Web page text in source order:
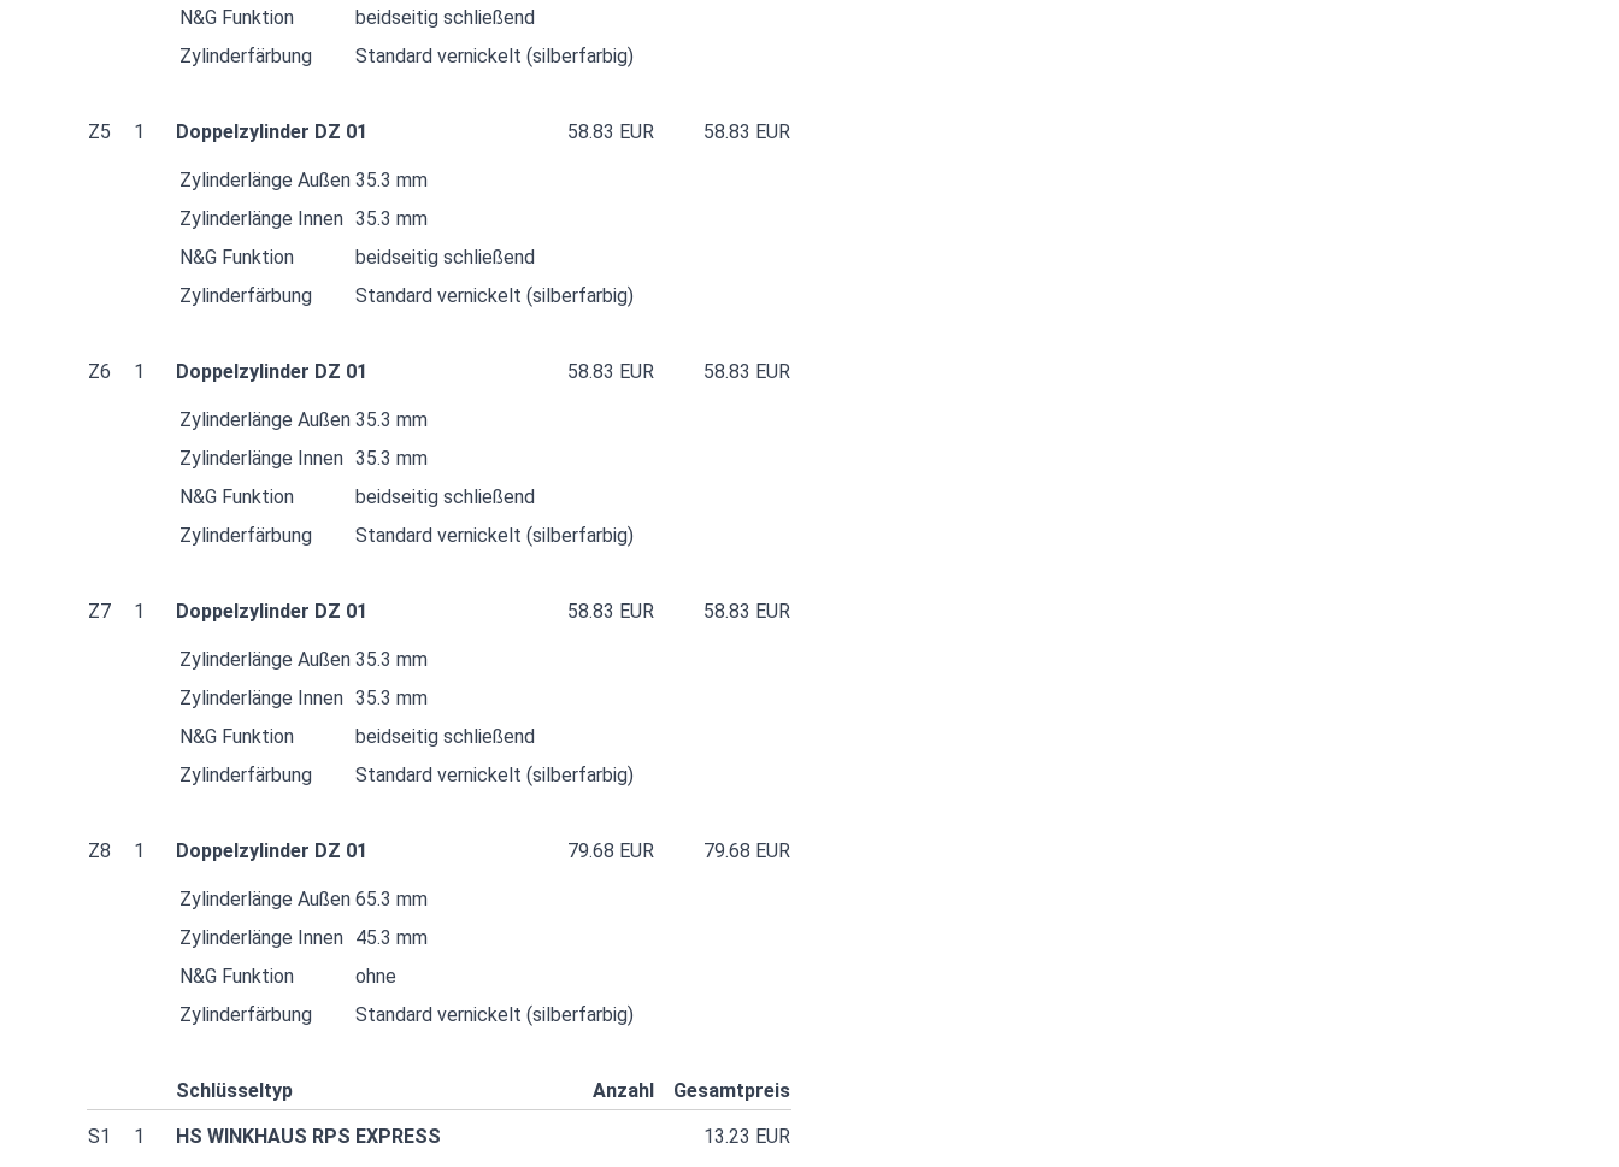
N&G Funktion
beidseitig schließend
Zylinderfärbung
Standard vernickelt (silberfarbig)
Z5 1 Doppelzylinder DZ 01 58.83 EUR 58.83 EUR
Zylinderlänge Außen 35.3 mm
Zylinderlänge Innen 35.3 mm
N&G Funktion
beidseitig schließend
Zylinderfärbung
Standard vernickelt (silberfarbig)
Z6 1 Doppelzylinder DZ 01 58.83 EUR 58.83 EUR
Zylinderlänge Außen 35.3 mm
Zylinderlänge Innen 35.3 mm
N&G Funktion
beidseitig schließend
Zylinderfärbung
Standard vernickelt (silberfarbig)
Z7 1 Doppelzylinder DZ 01 58.83 EUR 58.83 EUR
Zylinderlänge Außen 35.3 mm
Zylinderlänge Innen 35.3 mm
N&G Funktion
beidseitig schließend
Zylinderfärbung
Standard vernickelt (silberfarbig)
Z8 1 Doppelzylinder DZ 01 79.68 EUR 79.68 EUR
Zylinderlänge Außen 65.3 mm
Zylinderlänge Innen 45.3 mm
N&G Funktion
ohne
Zylinderfärbung
Standard vernickelt (silberfarbig)
Schlüsseltyp Anzahl
Gesamtpreis
S1
1 HS WINKHAUS RPS EXPRESS
13.23 EUR